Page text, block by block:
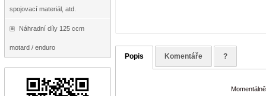
spojovací materiál, atd.
Náhradní díly 125 ccm
motard / enduro
Popis Komentáře ?